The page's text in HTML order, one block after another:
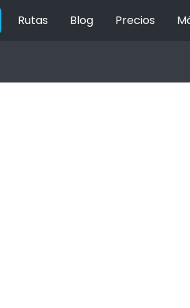
Rutas Blog Precios